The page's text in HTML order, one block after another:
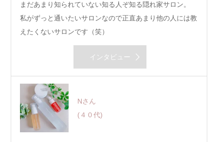
まだあまり知られていない知る人ぞ知る隠れ家サロン。
私がずっと通いたいサロンなので正直あまり他の人には教
えたくないサロンです（笑）
インタビュー
Nさん
(４０代)